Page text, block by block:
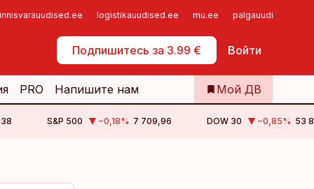
logistikauudised.ee mu.ee palgauudised.ee
Подпишитесь за 3.99 € Войти
Самообслуживание
PRO Напишите нам Мой ДВ
S&P 500 −0,18% 7 709,96 DOW 30 −0,85% 53